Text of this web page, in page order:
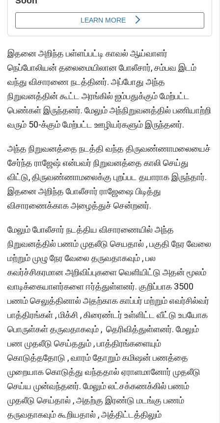
இதனை அறிந்த பள்ளப்பட்டி காவல் ஆய்வாளர்
நெப்போலியன் தலைமையிலான போலீசார், சம்பவ இடம்
வந்து விசாரணை நடத்தினர். அப்போது அந்த
நிறுவனத்தின் கூட்ட அரங்கில் ஐம்பதுக்கும் மேற்பட்ட
பெண்கள் இருந்தனர். மேலும் அந்நிறுவனத்தில் பணியாற்றி
வரும் 50-க்கும் மேற்பட்ட ஊழியர்களும் இருந்தனர்.
அந்த நிறுவனத்தை நடத்தி வந்த திருவண்ணாமலையைச்
சேர்ந்த ராஜேஷ் என்பவர் நிறுவனத்தை காலி செய்து
விட்டு, திருவண்ணாமலைக்கு புறப்பட தயாராக இருந்தார்.
இதனை அறிந்த போலீசார் ராஜேஷை பிடித்து
விசாரணைக்காக அழைத்துச் சென்றனர்.
மேலும் போலீசார் நடத்திய விசாரணையில் அந்த
நிறுவனத்தில் பணம் முதலீடு செயதால் , பகுதி நேர வேலை
மற்றும் முழு நேர வேலை தருவதாகவும் , பல
கவர்ச்சிகரமான அறிவிப்புகளை வெளியிட்டு அதன் மூலம்
வாடிக்கையாளர்களை ஈர்த்துள்ளனர். குறிப்பாக 3500
பணம் செலுத்தினால் அதற்காக காப்பர் மற்றும் எவர்சில்வர்
பாத்திரங்கள் , மிக்சி , கிரைண்டர் உள்ளிட்ட வீட்டு உபயோக
பொருள்கள் தருவதாகவும் , தெரிவித்துள்ளனர். மேலும்
பண முதலீடு செய்ததும் , பாத்திரங்களையும்
கொடுத்ததோடு , வாரம் தோறும் கமிஷன் பணத்தை
முறையாக கொடுத்து வந்ததால் ஏராளமானோர் முதலீடு
செய்ய முன்வந்தனர். மேலும் லட்சக்கணக்கில் பணம்
முதலீடு செய்தால் , அதற்கு இரண்டு மடங்கு பணம்
தருவதாகவும் கூறியதால் , அத்திட்டத்திலும்